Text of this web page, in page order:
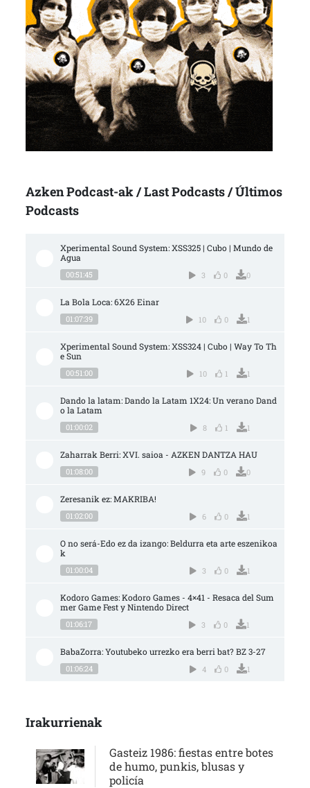
Azken Podcast-ak / Last Podcasts / Últimos
Podcasts
Xperimental Sound System: XSS325 | Cubo | Mundo de
Agua
00:51:45 3 0 0
La Bola Loca: 6X26 Einar
01:07:39 10 0 1
Xperimental Sound System: XSS324 | Cubo | Way To Th
e Sun
00:51:00 10 1 1
Dando la latam: Dando la Latam 1X24: Un verano Dand
o la Latam
01:00:02 8 1 1
Zaharrak Berri: XVI. saioa - AZKEN DANTZA HAU
01:08:00 9 0 0
Zeresanik ez: MAKRIBA!
01:02:00 6 0 1
O no será-Edo ez da izango: Beldurra eta arte eszenikoa
k
01:00:04 3 0 1
Kodoro Games: Kodoro Games - 4×41 - Resaca del Sum
mer Game Fest y Nintendo Direct
01:06:17 3 0 1
BabaZorra: Youtubeko urrezko era berri bat? BZ 3-27
01:06:24 4 0 1
Irakurrienak
Gasteiz 1986: fiestas entre botes
de humo, punkis, blusas y
policía